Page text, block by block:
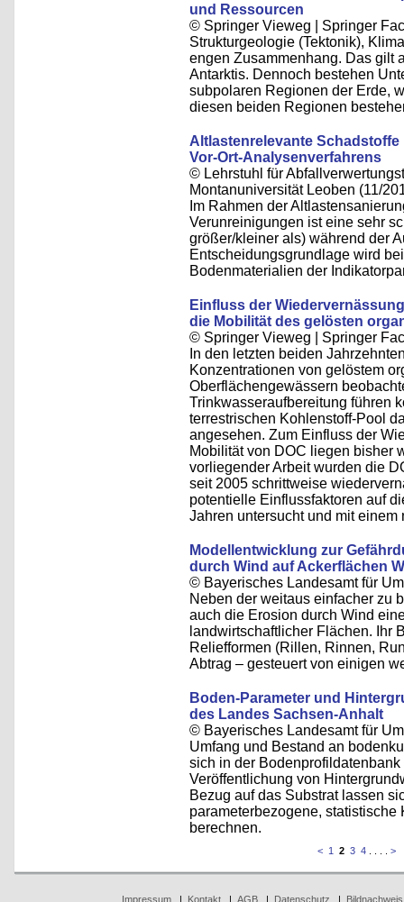
und Ressourcen
© Springer Vieweg | Springer
Strukturgeologie (Tektonik),
engen Zusammenhang. Das gilt
Antarktis. Dennoch bestehen
subpolaren Regionen der Erde,
diesen beiden Regionen
Altlastenrelevante
Vor-Ort-Analysenverfahrens
© Lehrstuhl für
Montanuniversität Leoben (11/
Im Rahmen der
Verunreinigungen ist eine sehr
größer/kleiner als) während der
Entscheidungsgrundlage wird
Bodenmaterialien der
Einfluss der
die Mobilität des gelösten
© Springer Vieweg | Springer
In den letzten beiden
Konzentrationen von gelöstem
Oberflächengewässern
Trinkwasseraufbereitung führen
terrestrischen Kohlenstoff-Pool
angesehen. Zum Einfluss der
Mobilität von DOC liegen bisher
vorliegender Arbeit wurden die
seit 2005 schrittweise
potentielle Einflussfaktoren auf
Jahren untersucht und mit
Modellentwicklung zur
durch Wind auf Ackerflächen
© Bayerisches Landesamt für
Neben der weitaus einfacher zu
auch die Erosion durch Wind
landwirtschaftlicher Flächen. Ihr
Reliefformen (Rillen, Rinnen,
Abtrag – gesteuert von einigen
Boden-Parameter und
des Landes Sachsen-Anhalt
© Bayerisches Landesamt für
Umfang und Bestand an
sich in der
Veröffentlichung von
Bezug auf das Substrat lassen
parameterbezogene,
berechnen.
< 1 2 3 4. . . . >
Impressum| Kontakt| AGB| Datenschutz | Bildnachweis